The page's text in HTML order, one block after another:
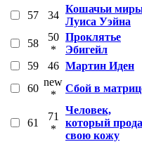
57 34
Кошачьи
Луиса Уэйна
58
50
*
Проклятье
Эбигейл
59
46 Мартин Иден
60
new
*
Сбой в
61
71
*
Человек,
который
свою кожу